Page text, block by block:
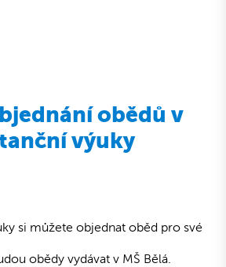
obědů v
výuky
si můžete objednat oběd pro své
obědy vydávat v MŠ Bělá.